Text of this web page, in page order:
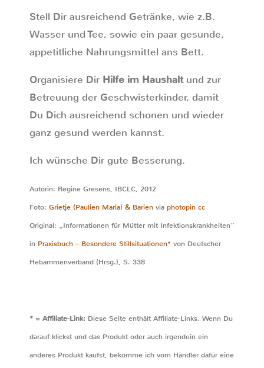
Stell Dir ausreichend Getränke, wie z.B.
Wasser und Tee, sowie ein paar gesunde,
appetitliche Nahrungsmittel ans Bett.
Organisiere Dir Hilfe im Haushaltund zur
Betreuung der Geschwisterkinder, damit
Du Dich ausreichend schonen und wieder
ganz gesund werden kannst.
Ich wünsche Dir gute Besserung.
Autorin: Regine Gresens, IBCLC, 2012
Foto: Grietje (Paulien Maria) & Barien via photopin cc
Original: „Informationen für Mütter mit Infektionskrankheiten“
in Praxisbuch – Besondere Stillsituationen* von Deutscher
Hebammenverband (Hrsg.), S. 338
* = Affiliate-Link: Diese Seite enthält Affiliate-Links. Wenn Du
darauf klickst und das Produkt oder auch irgendein ein
anderes Produkt kaufst, bekomme ich vom Händler dafür eine